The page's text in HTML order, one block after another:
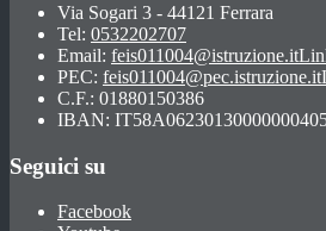
Via Sogari 3 - 44121 Ferrara
Tel: 0532202707
Email: feis011004@istruzione.it
PEC: feis011004@pec.istruzione.it
C.F.: 01880150386
IBAN:
Seguici su
Facebook